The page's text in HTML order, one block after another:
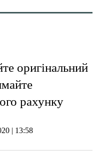
оригінальний
рахунку
| 13:58